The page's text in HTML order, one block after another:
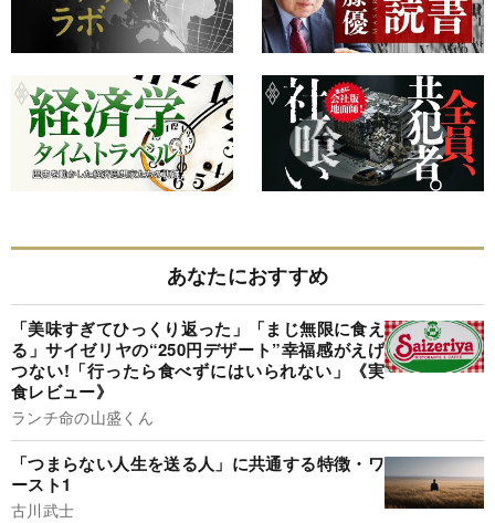
あなたにおすすめ
「美味すぎてひっくり返った」「まじ無限に食え
る」サイゼリヤの“250円デザート”幸福感がえげ
つない!「行ったら食べずにはいられない」《実
食レビュー》
ランチ命の山盛くん
「つまらない人生を送る人」に共通する特徴・ワ
ースト1
古川武士